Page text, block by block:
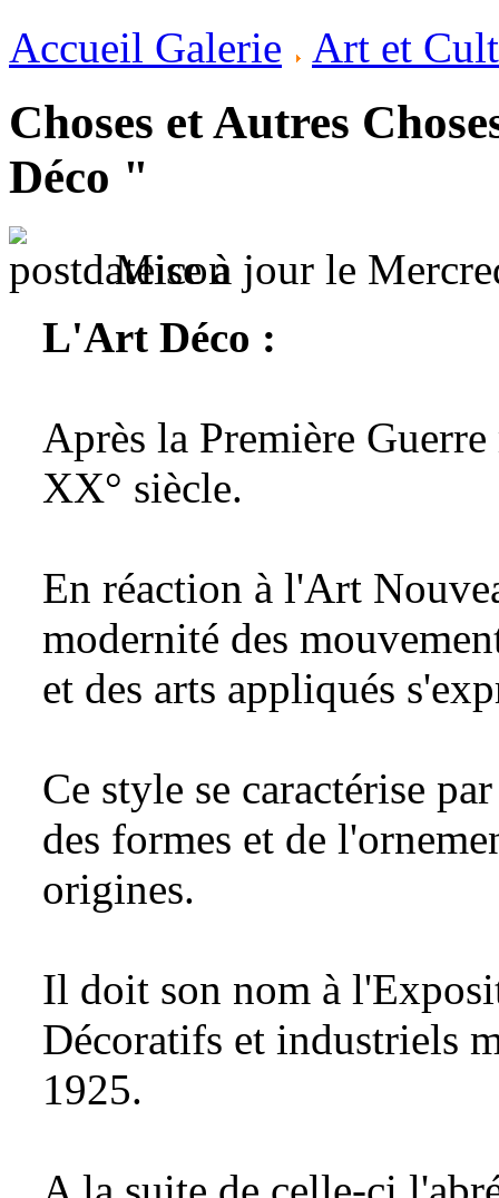
Accueil Galerie Art et
Choses et Autres
Déco "
Mise à jour le
L'Art Déco :
Après la Première
XX° siècle.
En réaction à l'Art
modernité des
et des arts appliqués
Ce style se caractérise
des formes et de
origines.
Il doit son nom à
Décoratifs et industriels
1925.